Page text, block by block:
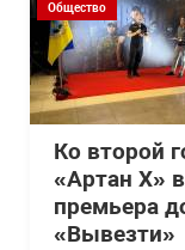
Общество
Ко второй
«Артан Х»
премьера
«Вывезти»